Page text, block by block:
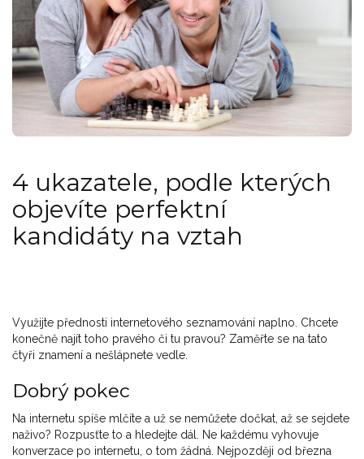
4 ukazatele, podle kterých
objevíte perfektní
kandidáty na vztah
Využijte přednosti internetového seznamování naplno. Chcete
konečně najít toho pravého či tu pravou? Zaměřte se na tato
čtyři znamení a nešlápnete vedle.
Dobrý pokec
Na internetu spíše mlčíte a už se nemůžete dočkat, až se sejdete
naživo? Rozpusťte to a hledejte dál. Ne každému vyhovuje
konverzace po internetu, o tom žádná. Nejpozději od března